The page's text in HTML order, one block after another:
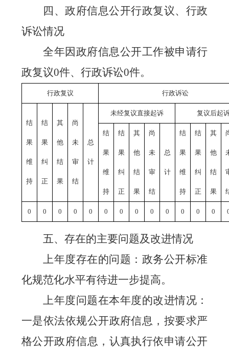
四、政府信息公开行政复议、行政
诉讼情况
全年因政府信息公开工作被申请行
政复议0件、行政诉讼0件。
行政复议 行政诉讼
结
果
维
持
结
果
纠
正
其
他
结
果
尚
未
审
结
总
计
未经复议直接起诉 复议后起
结
果
维
持
结
果
纠
正
其
他
结
果
尚
未
审
结
总
计
结
果
维
持
结
果
纠
正
其
他
结
果
0 0 0 0 0 0 0 0 0 0 0 0 0
五、存在的主要问题及改进情况
上年度存在的问题：政务公开标准
化规范化水平有待进一步提高。
上年度问题在本年度的改进情况：
一是依法依规公开政府信息，按要求严
格公开政府信息，认真执行依申请公开